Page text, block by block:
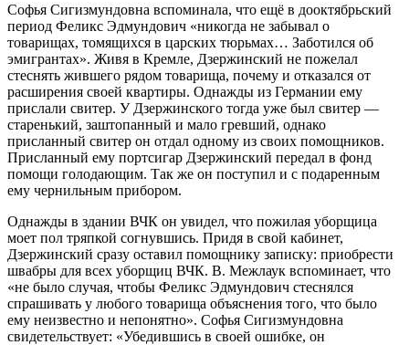
Софья Сигизмундовна вспоминала, что ещё в дооктябрьский
период Феликс Эдмундович «никогда не забывал о
товарищах, томящихся в царских тюрьмах… Заботился об
эмигрантах». Живя в Кремле, Дзержинский не пожелал
стеснять жившего рядом товарища, почему и отказался от
расширения своей квартиры. Однажды из Германии ему
прислали свитер. У Дзержинского тогда уже был свитер —
старенький, заштопанный и мало гревший, однако
присланный свитер он отдал одному из своих помощников.
Присланный ему портсигар Дзержинский передал в фонд
помощи голодающим. Так же он поступил и с подаренным
ему чернильным прибором.
Однажды в здании ВЧК он увидел, что пожилая уборщица
моет пол тряпкой согнувшись. Придя в свой кабинет,
Дзержинский сразу оставил помощнику записку: приобрести
швабры для всех уборщиц ВЧК. В. Межлаук вспоминает, что
«не было случая, чтобы Феликс Эдмундович стеснялся
спрашивать у любого товарища объяснения того, что было
ему неизвестно и непонятно». Софья Сигизмундовна
свидетельствует: «Убедившись в своей ошибке, он